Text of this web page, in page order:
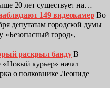
20 лет существует на…
149 видеокамер Во
депутатам городской думы
«Безопасный город»,
раскрыл банду В
курьер» начал
о полковнике Леониде